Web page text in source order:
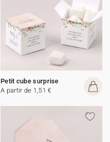
Petit cube surprise
A partir de 1,51 €